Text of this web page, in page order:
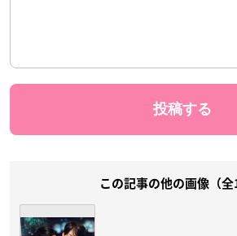
この記事の他の画像（全